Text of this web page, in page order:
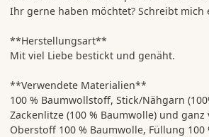
Ihr gerne haben möchtet? Schreibt mich
**Herstellungsart**
Mit viel Liebe bestickt und genäht.
**Verwendete Materialien**
100 % Baumwollstoff, Stick/Nähgarn
Zackenlitze (100 % Baumwolle) und
Oberstoff 100 % Baumwolle, Füllung 100